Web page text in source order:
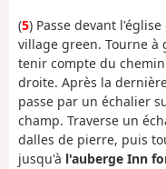
(5) Passe devant
village green. Tourne à
tenir compte du
droite. Après la
passe par un échalier
champ. Traverse un
dalles de pierre, puis
jusqu'à l'auberge Inn